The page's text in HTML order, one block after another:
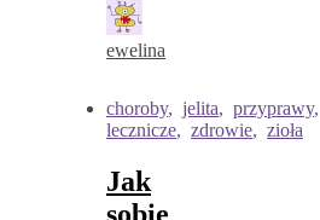
ewelina
choroby, jelita, przyprawy,
lecznicze, zdrowie, zioła
Jak